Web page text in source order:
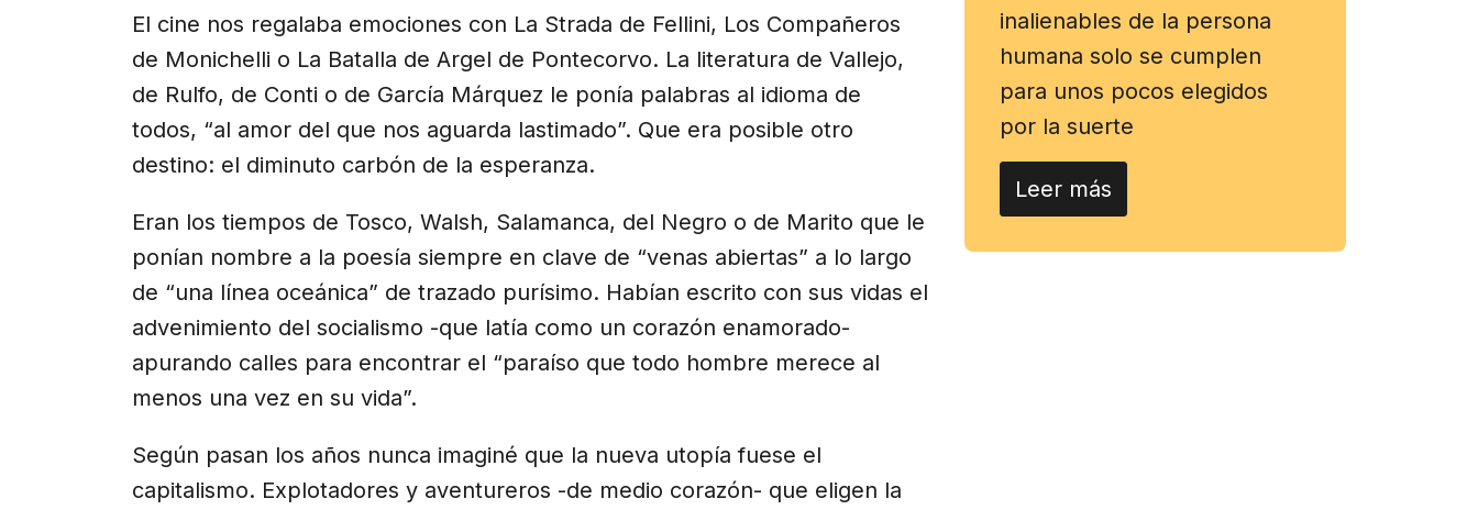
El cine nos regalaba emociones con La Strada de Fellini, Los Compañeros
de Monichelli o La Batalla de Argel de Pontecorvo. La literatura de Vallejo,
de Rulfo, de Conti o de García Márquez le ponía palabras al idioma de
todos, “al amor del que nos aguarda lastimado”. Que era posible otro
destino: el diminuto carbón de la esperanza.
Eran los tiempos de Tosco, Walsh, Salamanca, del Negro o de Marito que le
ponían nombre a la poesía siempre en clave de “venas abiertas” a lo largo
de “una línea oceánica” de trazado purísimo. Habían escrito con sus vidas el
advenimiento del socialismo -que latía como un corazón enamorado-
apurando calles para encontrar el “paraíso que todo hombre merece al
menos una vez en su vida”.
Según pasan los años nunca imaginé que la nueva utopía fuese el
capitalismo. Explotadores y aventureros -de medio corazón- que eligen la
inalienables de la persona
humana solo se cumplen
para unos pocos elegidos
por la suerte
Leer más